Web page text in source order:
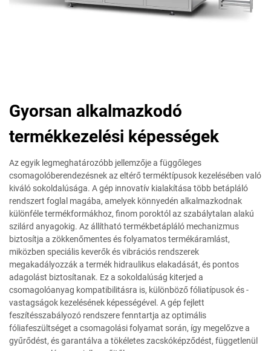
Gyorsan alkalmazkodó
termékkezelési képességek
Az egyik legmeghatározóbb jellemzője a függőleges
csomagolóberendezésnek az eltérő terméktípusok kezelésében való
kiváló sokoldalúsága. A gép innovatív kialakítása több betápláló
rendszert foglal magába, amelyek könnyedén alkalmazkodnak
különféle termékformákhoz, finom poroktól az szabálytalan alakú
szilárd anyagokig. Az állítható termékbetápláló mechanizmus
biztosítja a zökkenőmentes és folyamatos termékáramlást,
miközben speciális keverők és vibrációs rendszerek
megakadályozzák a termék hidraulikus elakadását, és pontos
adagolást biztosítanak. Ez a sokoldalúság kiterjed a
csomagolóanyag kompatibilitásra is, különböző fóliatípusok és -
vastagságok kezelésének képességével. A gép fejlett
feszítésszabályozó rendszere fenntartja az optimális
fóliafeszültséget a csomagolási folyamat során, így megelőzve a
gyűrődést, és garantálva a tökéletes zacskóképződést, függetlenül